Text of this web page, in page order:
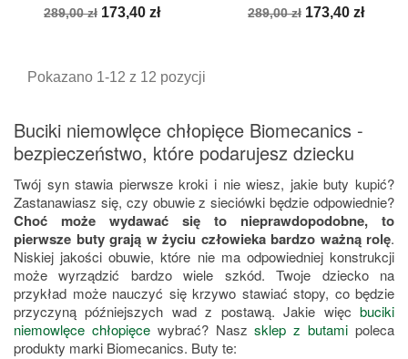
Cena
289,00 zł Cena
173,40 zł
Cena
289,00 zł Cena
173,40 zł
Pokazano 1-12 z 12 pozycji
Buciki niemowlęce chłopięce Biomecanics -
bezpieczeństwo, które podarujesz dziecku
Twój syn stawia pierwsze kroki i nie wiesz, jakie buty kupić?
Zastanawiasz się, czy obuwie z sieciówki będzie odpowiednie?
Choć może wydawać się to nieprawdopodobne, to
pierwsze buty grają w życiu człowieka bardzo ważną rolę.
Niskiej jakości obuwie, które nie ma odpowiedniej konstrukcji
może wyrządzić bardzo wiele szkód. Twoje dziecko na
przykład może nauczyć się krzywo stawiać stopy, co będzie
przyczyną późniejszych wad z postawą. Jakie więc buciki
niemowlęce chłopięcewybrać? Naszsklep z butami poleca
produkty marki Biomecanics. Buty te: